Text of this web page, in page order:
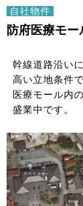
自社物件
防府医療モ
幹線道路沿い
高い立地条件で
医療モール内
盛業中です。